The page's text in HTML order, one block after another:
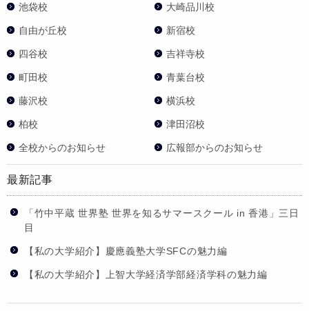
池袋校 大崎品川校
自由が丘校 新宿校
四谷校 吉祥寺校
町田校 青葉台校
藤沢校 横浜校
柏校 津田沼校
全校からのお知らせ 広報部からのお知らせ
最新記事
「竹中平蔵 世界塾 世界を知るサマースクール in 香港」三日
目
【私の大学紹介】慶應義塾大学SFCの魅力編
【私の大学紹介】上智大学経済学部経済学科の魅力編